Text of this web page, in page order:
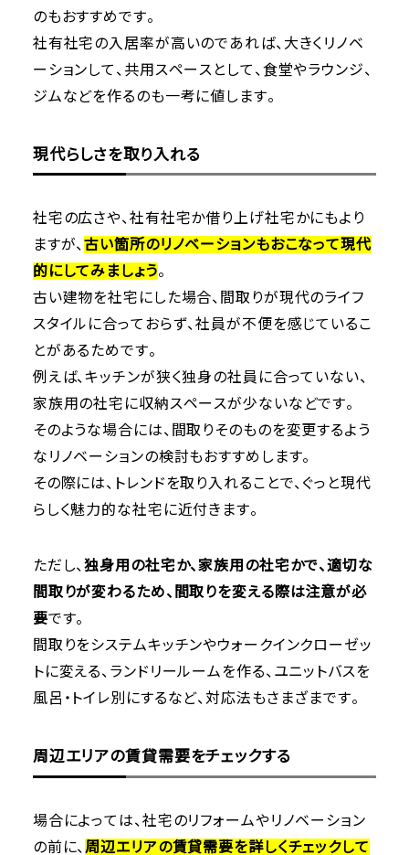
のもおすすめです。
社有社宅の入居率が高いのであれば、大きくリノベ
ーションして、共用スペースとして、食堂やラウンジ、
ジムなどを作るのも一考に値します。
現代らしさを取り入れる
社宅の広さや、社有社宅か借り上げ社宅かにもより
ますが、古い箇所のリノベーションもおこなって現代
的にしてみましょう。
古い建物を社宅にした場合、間取りが現代のライフ
スタイルに合っておらず、社員が不便を感じているこ
とがあるためです。
例えば、キッチンが狭く独身の社員に合っていない、
家族用の社宅に収納スペースが少ないなどです。
そのような場合には、間取りそのものを変更するよう
なリノベーションの検討もおすすめします。
その際には、トレンドを取り入れることで、ぐっと現代
らしく魅力的な社宅に近付きます。
ただし、独身用の社宅か、家族用の社宅かで、適切な
間取りが変わるため、間取りを変える際は注意が必
要です。
間取りをシステムキッチンやウォークインクローゼッ
トに変える、ランドリールームを作る、ユニットバスを
風呂・トイレ別にするなど、対応法もさまざまです。
周辺エリアの賃貸需要をチェックする
場合によっては、社宅のリフォームやリノベーション
の前に、 周辺エリアの賃貸需要を詳しくチェックして